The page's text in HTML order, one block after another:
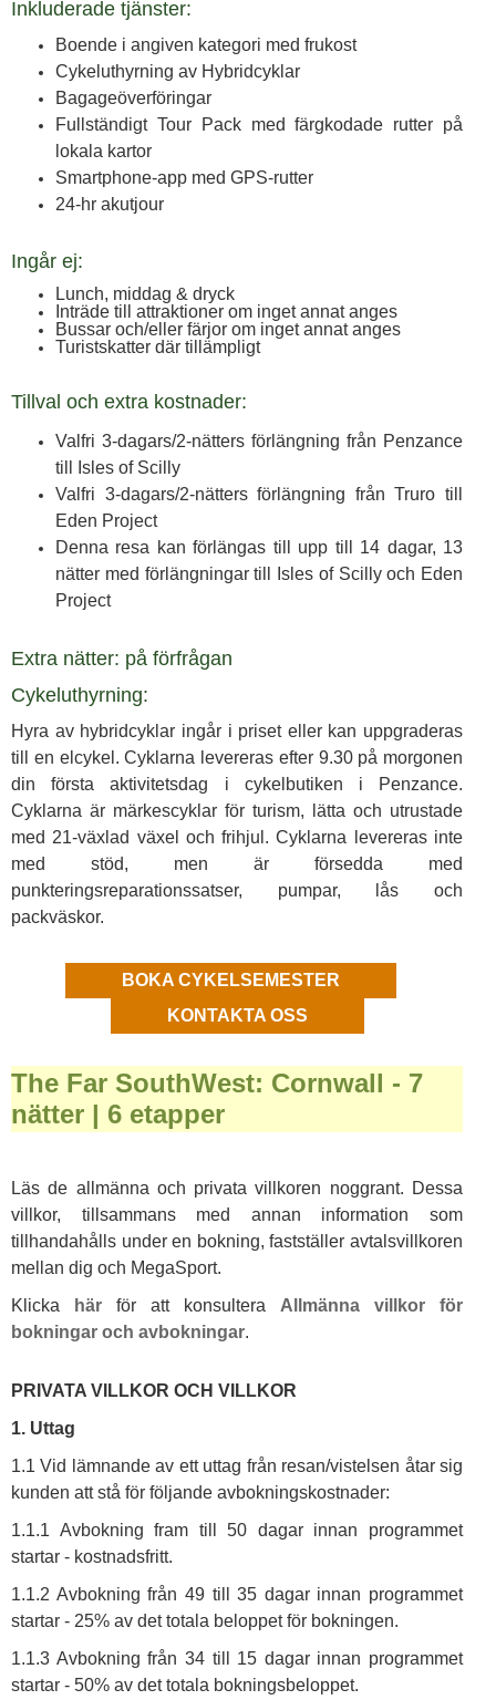
Inkluderade tjänster:
Boende i angiven kategori med frukost
Cykeluthyrning av Hybridcyklar
Bagageöverföringar
Fullständigt Tour Pack med färgkodade rutter på
lokala kartor
Smartphone-app med GPS-rutter
24-hr akutjour
Ingår ej:
Lunch, middag & dryck
Inträde till attraktioner om inget annat anges
Bussar och/eller färjor om inget annat anges
Turistskatter där tillämpligt
Tillval och extra kostnader:
Valfri 3-dagars/2-nätters förlängning från Penzance
till Isles of Scilly
Valfri 3-dagars/2-nätters förlängning från Truro till
Eden Project
Denna resa kan förlängas till upp till 14 dagar, 13
nätter med förlängningar till Isles of Scilly och Eden
Project
Extra nätter: på förfrågan
Cykeluthyrning:
Hyra av hybridcyklar ingår i priset eller kan uppgraderas
till en elcykel. Cyklarna levereras efter 9.30 på morgonen
din första aktivitetsdag i cykelbutiken i Penzance.
Cyklarna är märkescyklar för turism, lätta och utrustade
med 21-växlad växel och frihjul. Cyklarna levereras inte
med stöd, men är försedda med
punkteringsreparationssatser, pumpar, lås och
packväskor.
BOKA CYKELSEMESTER
KONTAKTA OSS
The Far SouthWest: Cornwall - 7
nätter | 6 etapper
Läs de allmänna och privata villkoren noggrant. Dessa
villkor, tillsammans med annan information som
tillhandahålls under en bokning, fastställer avtalsvillkoren
mellan dig och MegaSport.
Klicka
här för att konsultera Allmänna villkor för
bokningar och avbokningar.
PRIVATA VILLKOR OCH VILLKOR
1. Uttag
1.1 Vid lämnande av ett uttag från resan/vistelsen åtar sig
kunden att stå för följande avbokningskostnader:
1.1.1 Avbokning fram till 50 dagar innan programmet
startar - kostnadsfritt.
1.1.2 Avbokning från 49 till 35 dagar innan programmet
startar - 25% av det totala beloppet för bokningen.
1.1.3 Avbokning från 34 till 15 dagar innan programmet
startar - 50% av det totala bokningsbeloppet.